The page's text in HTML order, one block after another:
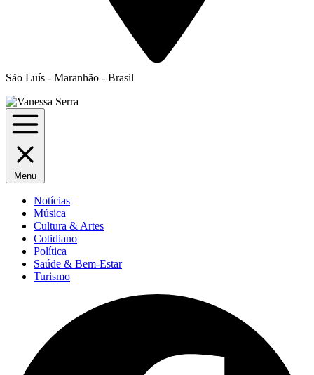
São Luís - Maranhão - Brasil
Menu
Notícias
Música
Cultura & Artes
Cotidiano
Política
Saúde & Bem-Estar
Turismo